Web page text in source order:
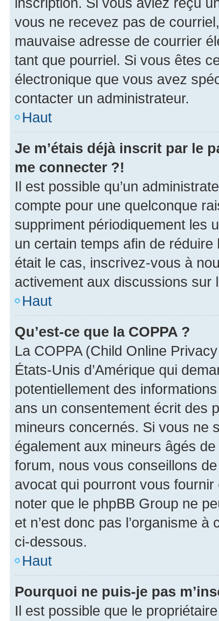
vous ne recevez pas de
mauvaise adresse de courrier
tant que pourriel. Si vous êtes
électronique que vous avez
contacter un administrateur.
Haut
Je m’étais déjà inscrit par le
me connecter ?!
Il est possible qu’un
compte pour une quelconque
suppriment périodiquement les
un certain temps afin de
était le cas, inscrivez-vous à
activement aux discussions sur
Haut
Qu’est-ce que la COPPA ?
La COPPA (Child Online
États-Unis d’Amérique qui
potentiellement des
ans un consentement écrit des
mineurs concernés. Si vous ne
également aux mineurs âgés
forum, nous vous conseillons
avocat qui pourront vous
noter que le phpBB Group ne
et n’est donc pas l’organisme
ci-dessous.
Haut
Pourquoi ne puis-je pas
Il est possible que le